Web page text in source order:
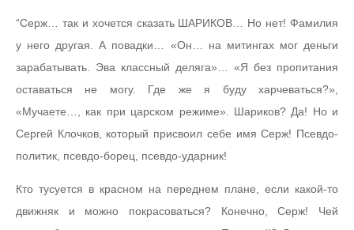
“Серж… так и хочется сказать ШАРИКОВ… Но нет! Фамилия
у него другая. А повадки… «Он… на митингах мог деньги
зарабатывать. Эва классный деляга»… «Я без пропитания
оставаться не могу. Где же я буду харчеваться?»,
«Мучаете…, как при царском режиме». Шариков? Да! Но и
Сергей Клочков, который присвоил себе имя Серж! Псевдо-
политик, псевдо-борец, псевдо-ударник!
Кто тусуется в красном на переднем плане, если какой-то
движняк и можно покрасоваться? Конечно, Серж! Чей